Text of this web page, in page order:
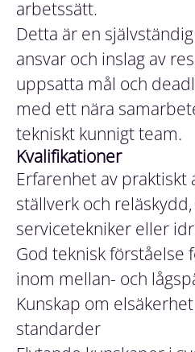
arbetssätt.
Detta är en
ansvar och inslag av
uppsatta mål och
med ett nära
tekniskt kunnigt team.
Kvalifikationer
Erfarenhet av praktiskt
ställverk och
servicetekniker eller
God teknisk förståelse
inom mellan- och
Kunskap om
standarder